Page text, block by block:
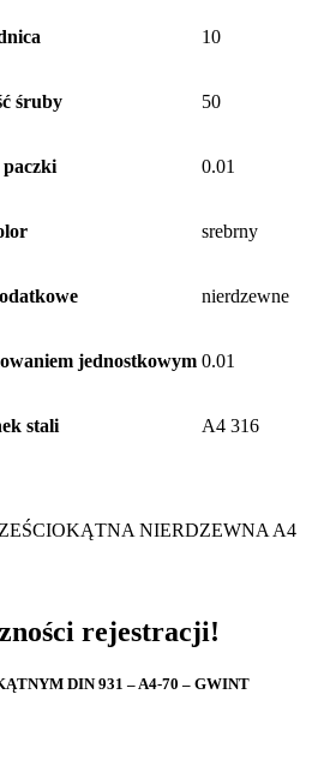
10
śruby 50
paczki 0.01
srebrny
nierdzewne
jednostkowym 0.01
stali A4 316
NIERDZEWNA A4
rejestracji!
DIN 931 – A4-70 – GWINT